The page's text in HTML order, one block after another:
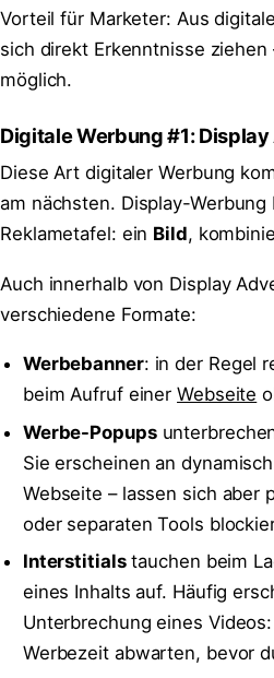
Vorteil für Marketer: Aus
sich direkt Erkenntnisse ziehen
möglich.
Digitale Werbung #1:
Diese Art digitaler Werbung
am nächsten. Display-
Reklametafel: ein Bild,
Auch innerhalb von Display
verschiedene Formate:
Werbebanner: in der Regel
beim Aufruf einerWebseite
Werbe-Popups
Sie erscheinen an
Webseite – lassen sich aber
oder separaten Tools
Interstitialstauchen beim
eines Inhalts auf. Häufig
Unterbrechung eines
Werbezeit abwarten, bevor